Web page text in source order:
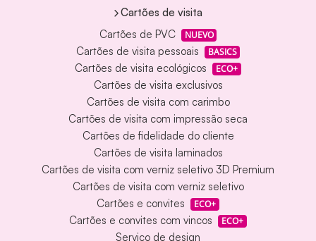
Cartões de visita
Cartões de PVC
NUEVO
Cartões de visita pessoais BASICS
Cartões de visita ecológicos ECO+
Cartões de visita exclusivos
Cartões de visita com carimbo
Cartões de visita com impressão seca
Cartões de fidelidade do cliente
Cartões de visita laminados
Cartões de visita com verniz seletivo 3D Premium
Cartões de visita com verniz seletivo
Cartões e convites
ECO+
Cartões e convites com vincos ECO+
Serviço de design